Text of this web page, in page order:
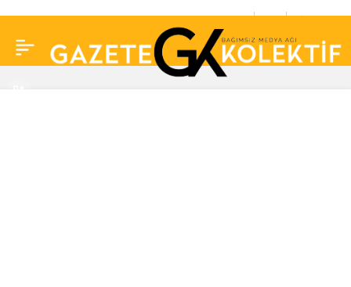
ağzımızı kapatırız? Eski